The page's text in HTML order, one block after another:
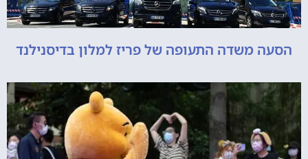
הסעה משדה התעופה של פריז למלון בדיסנילנד